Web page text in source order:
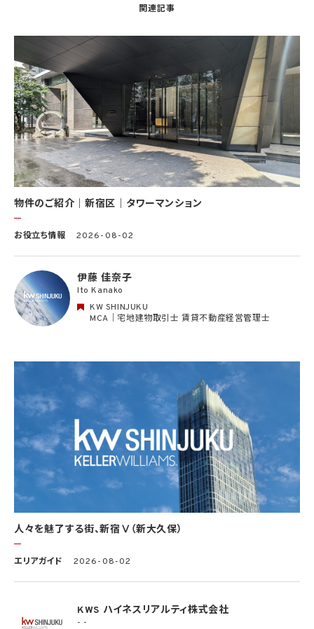
ため。なお、KWエージェントとは、KW加盟店の業務に従事する個人を意味します。また、
(8) 当社サービスを介して販売等が行われる物件に関する情報について、当社、KWライ
センサー、その他KWブランドを利用して事業を行う事業者のポータルサイト、ウェブ広
告、その他インターネット上において公開するため
(9) 雇用管理及び社内手続のため（役職員の個人情報について）、並びに人材採用活動
における選考及び連絡のため（応募者の個人情報について）
(10) KWエージェント並びに当社及びKW加盟店の役職員に関する情報に関して、当該
情報を当社又はKWライセンサーが運営するウェブサイト（当社又はKWライセンサーか
ら委託を受けた第三者によって運営されるウェブサイトを含み、当該ウェブサイトが一般
向けに公開される場合を含みます。）上に掲載するため
(11) 株主管理、会社法その他法令上の手続対応のため（株主、新株予約権者等の個人情
報について）
(12) 当社のサービスを通じて実施された不動産に関する取引の実績について、個人を識
別できない形式に加工した統計データを作成するため
(13) その他、上記利用目的に付随する目的のため
る運営、サービスの利用状況等を分析した情報を用いたシステムの改善及び開発並びに
することについて同意を撤回し又は異議を述べた場合には、当社はただちにその旨を当
該第三者に通知するものとします。
3. 個人情報利用目的の変更
4. 個人情報利用の制限
4.1 当社は、個人情報保護法その他の法令により許容される場合を除き、本人の同意を得
ず、利用目的の達成に必要な範囲を超えて個人情報を取り扱いません。但し、次の場合は
この限りではありません。
(1) 法令に基づく場合
(2) 人の生命、身体又は財産の保護のために必要がある場合であって、本人の同意を得
ることが困難であるとき
(3) 公衆衛生の向上又は児童の健全な育成の推進のために特に必要がある場合であっ
て、本人の同意を得ることが困難であるとき
(4) 国の機関もしくは地方公共団体又はその委託を受けた者が法令の定める事務を遂
行することに対して協力する必要がある場合であって、本人の同意を得ることにより当該
事務の遂行に支障を及ぼすおそれがあるとき
個人データを学術研究目的で取り扱う必要があるとき（当該個人データを取り扱う目的
ある場合を除きます。）。
4.2 当社は、違法又は不当な行為を助長し、又は誘発するおそれがある方法により個人
5. 個人情報の適正な取得
関連記事
物件のご紹介｜新宿区｜タワーマンション
お役立ち情報 2026-08-02
伊藤 佳奈子
Ito Kanako
KW SHINJUKU
MCA｜宅地建物取引士 賃貸不動産経営管理士
人々を魅了する街、新宿Ⅴ（新大久保）
エリアガイド 2026-08-02
KWS ハイネスリアルティ株式会社
- -